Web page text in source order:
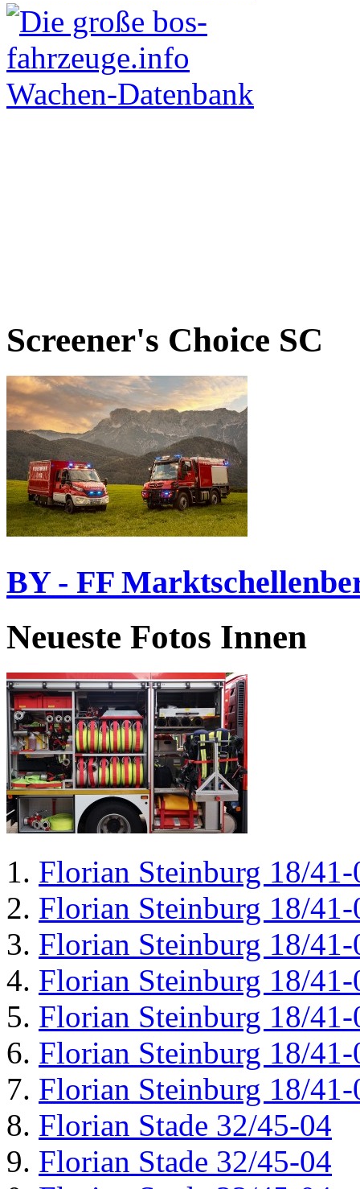
Screener's Choice SC
BY - FF
Neueste Fotos Innen
Florian Steinburg 18/41-
Florian Steinburg 18/41-
Florian Steinburg 18/41-
Florian Steinburg 18/41-
Florian Steinburg 18/41-
Florian Steinburg 18/41-
Florian Steinburg 18/41-
Florian Stade 32/45-04
Florian Stade 32/45-04